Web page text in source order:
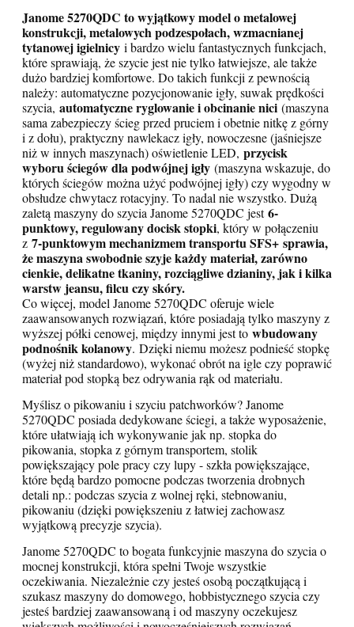
Janome 5270QDC to wyjątkowy model o metalowej
konstrukcji, metalowych podzespołach, wzmacnianej
tytanowej igielnicy i bardzo wielu fantastycznych funkcjach,
które sprawiają, że szycie jest nie tylko łatwiejsze, ale także
dużo bardziej komfortowe. Do takich funkcji z pewnością
należy: automatyczne pozycjonowanie igły, suwak prędkości
szycia, automatyczne ryglowanie i obcinanie nici (maszyna
sama zabezpieczy ścieg przed pruciem i obetnie nitkę z górny
i z dołu), praktyczny nawlekacz igły, nowoczesne (jaśniejsze
niż w innych maszynach) oświetlenie LED, przycisk
wyboru ściegów dla podwójnej igły (maszyna wskazuje, do
których ściegów można użyć podwójnej igły) czy wygodny w
obsłudze chwytacz rotacyjny. To nadal nie wszystko. Dużą
zaletą maszyny do szycia Janome 5270QDC jest6-
punktowy, regulowany docisk stopki, który w połączeniu
z 7-punktowym mechanizmem transportu SFS+ sprawia,
że maszyna swobodnie szyje każdy materiał, zarówno
cienkie, delikatne tkaniny, rozciągliwe dzianiny, jak i kilka
warstw jeansu, filcu czy skóry.
Co więcej, model Janome 5270QDC oferuje wiele
zaawansowanych rozwiązań, które posiadają tylko maszyny z
wyższej półki cenowej, między innymi jest to wbudowany
podnośnik kolanowy. Dzięki niemu możesz podnieść stopkę
(wyżej niż standardowo), wykonać obrót na igle czy poprawić
materiał pod stopką bez odrywania rąk od materiału.
Myślisz o pikowaniu i szyciu patchworków? Janome
5270QDC posiada dedykowane ściegi, a także wyposażenie,
które ułatwiają ich wykonywanie jak np. stopka do
pikowania, stopka z górnym transportem, stolik
powiększający pole pracy czy lupy - szkła powiększające,
które będą bardzo pomocne podczas tworzenia drobnych
detali np.: podczas szycia z wolnej ręki, stebnowaniu,
pikowaniu (dzięki powiększeniu z łatwiej zachowasz
wyjątkową precyzje szycia).
Janome 5270QDC to bogata funkcyjnie maszyna do szycia o
mocnej konstrukcji, która spełni Twoje wszystkie
oczekiwania. Niezależnie czy jesteś osobą początkującą i
szukasz maszyny do domowego, hobbistycznego szycia czy
jesteś bardziej zaawansowaną i od maszyny oczekujesz